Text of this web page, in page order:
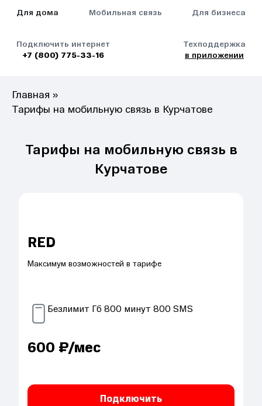
Для дома Мобильная связь Для бизнеса
Подключить интернет
+7 (800) 775-33-16
Техподдержка
в приложении
Главная »
Тарифы на мобильную связь в Курчатове
Тарифы на мобильную связь в
Курчатове
RED
Максимум возможностей в тарифе
Безлимит Гб 800 минут 800SMS
600 ₽/мес
Подключить